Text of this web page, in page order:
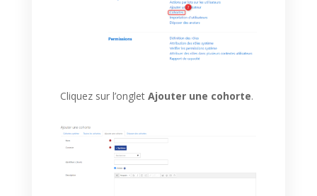
Cliquez sur l’onglet Ajouter une cohorte.